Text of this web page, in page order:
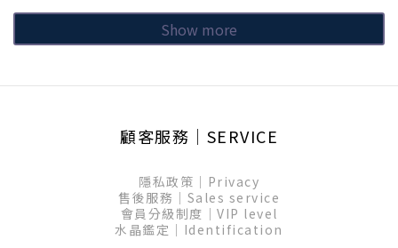
Show more
顧客服務│SERVICE
隱私政策│Privacy
售後服務│Sales service
會員分級制度│VIP level
水晶鑑定│Identification